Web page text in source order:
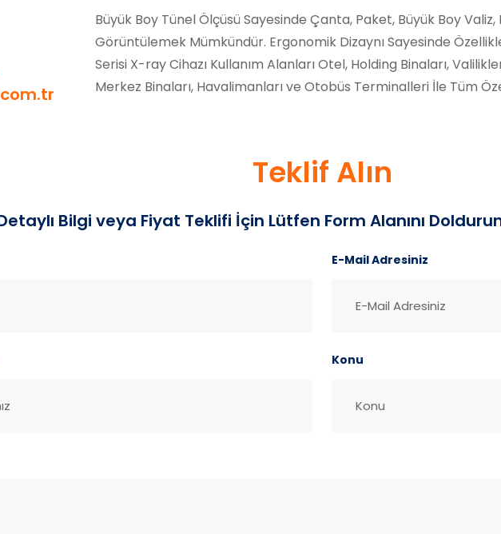
Büyük Boy Tünel Ölçüsü Sayesinde Çanta, Paket, Büyük Boy Valiz,
Görüntülemek Mümkündür. Ergonomik Dizaynı Sayesinde
Serisi X-ray Cihazı Kullanım Alanları Otel, Holding Binaları,
Merkez Binaları, Havalimanları ve Otobüs Terminalleri İle Tüm
Teklif Alın
Bilgi veya Fiyat Teklifi İçin Lütfen Form Alanını
E-Mail Adresiniz
Konu